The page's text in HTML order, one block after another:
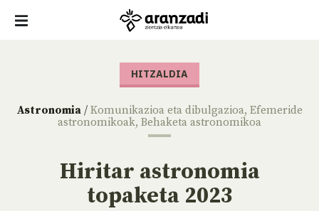
HITZALDIA
Astronomia/ Komunikazioa eta dibulgazioa, Efemeride
astronomikoak, Behaketa astronomikoa
Hiritar astronomia
topaketa 2023